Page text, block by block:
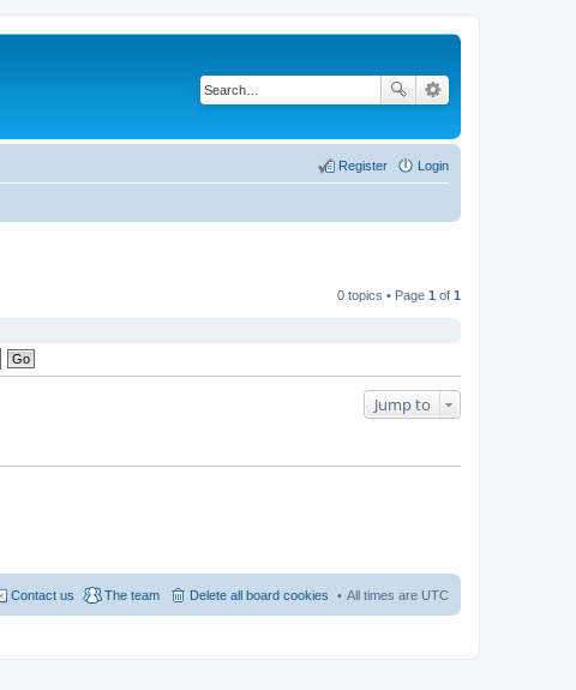
Login
Register
0 topics • Page 1 of 1
Jump to
All times are UTC
Delete all board cookies
The team
Contact us